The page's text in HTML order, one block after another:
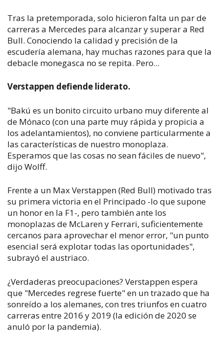
Tras la pretemporada, solo hicieron falta un par de
carreras a Mercedes para alcanzar y superar a Red
Bull. Conociendo la calidad y precisión de la
escudería alemana, hay muchas razones para que la
debacle monegasca no se repita. Pero...
Verstappen defiende liderato.
"Bakú es un bonito circuito urbano muy diferente al
de Mónaco (con una parte muy rápida y propicia a
los adelantamientos), no conviene particularmente a
las características de nuestro monoplaza.
Esperamos que las cosas no sean fáciles de nuevo",
dijo Wolff.
Frente a un Max Verstappen (Red Bull) motivado tras
su primera victoria en el Principado -lo que supone
un honor en la F1-, pero también ante los
monoplazas de McLaren y Ferrari, suficientemente
cercanos para aprovechar el menor error, "un punto
esencial será explotar todas las oportunidades",
subrayó el austriaco.
¿Verdaderas preocupaciones? Verstappen espera
que "Mercedes regrese fuerte" en un trazado que ha
sonreído a los alemanes, con tres triunfos en cuatro
carreras entre 2016 y 2019 (la edición de 2020 se
anuló por la pandemia).